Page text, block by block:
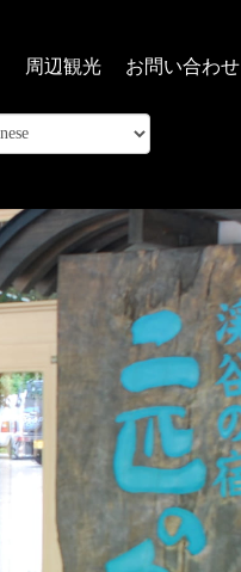
周辺観光 お問い合わせ